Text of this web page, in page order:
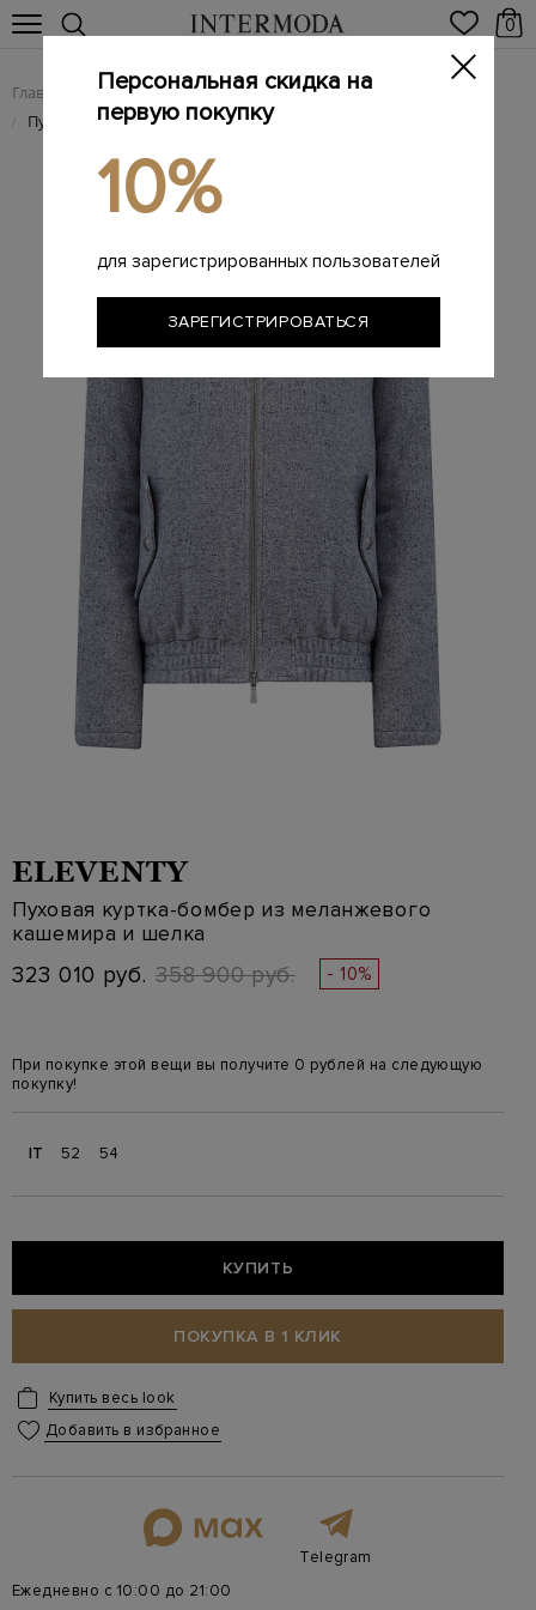
0
Главная Мужчинам / Одежда / Пуховики
/ Пуховая куртка-бомбер из меланжевого кашемира и шелка
ELEVENTY
Пуховая куртка-бомбер из меланжевого
кашемира и шелка
323 010 руб. 358 900 руб. - 10%
При покупке этой вещи вы получите 0 рублей на следующую
покупку!
IT 52 54
КУПИТЬ
ПОКУПКА В 1 КЛИК
Купить весь look
Добавить в избранное
Telegram
Ежедневно с 10:00 до 21:00
Персональная скидка на
первую покупку
10%
для зарегистрированных пользователей
ЗАРЕГИСТРИРОВАТЬСЯ